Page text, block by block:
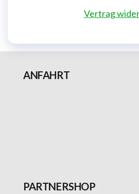
Vertrag
ANFAHRT
PARTNERSHOP